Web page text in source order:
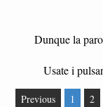
Dunque la
Usate i
Previous 1 2